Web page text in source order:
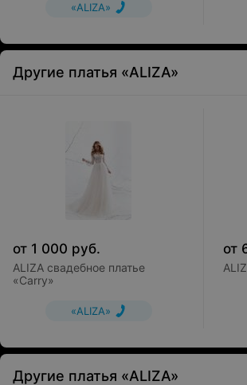
«ALIZA»
Другие платья «ALIZA»
от 1 000 руб.
ALIZA свадебное платье
«Carry»
«ALIZA»
от
Другие платья «ALIZA»